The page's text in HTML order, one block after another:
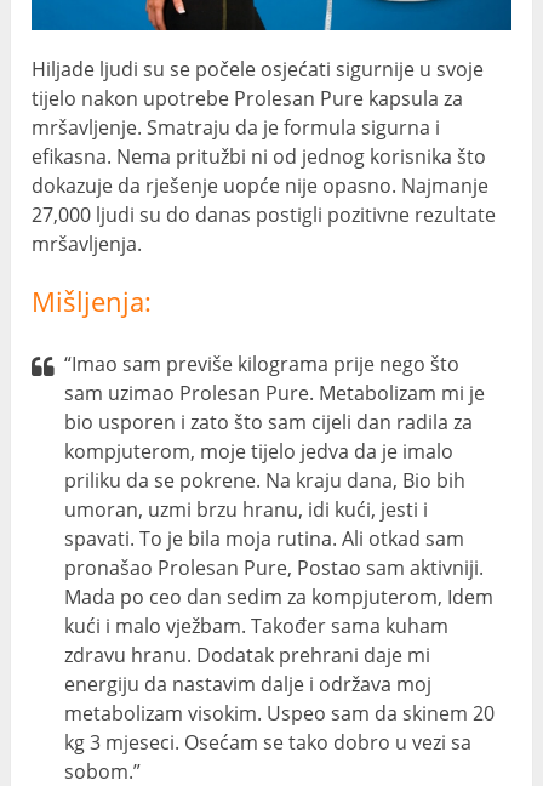
Hiljade ljudi su se počele osjećati sigurnije u svoje
tijelo nakon upotrebe Prolesan Pure kapsula za
mršavljenje. Smatraju da je formula sigurna i
efikasna. Nema pritužbi ni od jednog korisnika što
dokazuje da rješenje uopće nije opasno. Najmanje
27,000 ljudi su do danas postigli pozitivne rezultate
mršavljenja.
Mišljenja:
“Imao sam previše kilograma prije nego što
sam uzimao Prolesan Pure. Metabolizam mi je
bio usporen i zato što sam cijeli dan radila za
kompjuterom, moje tijelo jedva da je imalo
priliku da se pokrene. Na kraju dana, Bio bih
umoran, uzmi brzu hranu, idi kući, jesti i
spavati. To je bila moja rutina. Ali otkad sam
pronašao Prolesan Pure, Postao sam aktivniji.
Mada po ceo dan sedim za kompjuterom, Idem
kući i malo vježbam. Također sama kuham
zdravu hranu. Dodatak prehrani daje mi
energiju da nastavim dalje i održava moj
metabolizam visokim. Uspeo sam da skinem 20
kg 3 mjeseci. Osećam se tako dobro u vezi sa
sobom.”